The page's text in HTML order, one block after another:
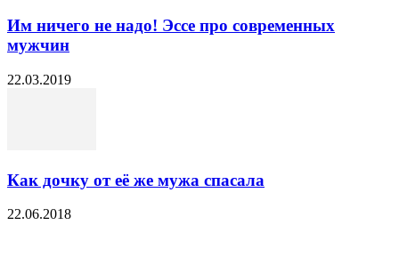
Им ничего не надо! Эссе про современных
мужчин
22.03.2019
Как дочку от её же мужа спасала
22.06.2018